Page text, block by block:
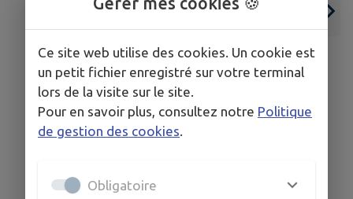
Ce site web utilise des cookies. Un cookie est
un petit fichier enregistré sur votre terminal
lors de la visite sur le site.
Pour en savoir plus, consultez notre Politique
de gestion des cookies.
Obligatoire